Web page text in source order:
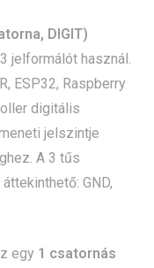
DIGIT)
jelformálót használ.
ESP32, Raspberry
digitális
jelszintje
A 3 tűs
GND,
egy 1 csatornás